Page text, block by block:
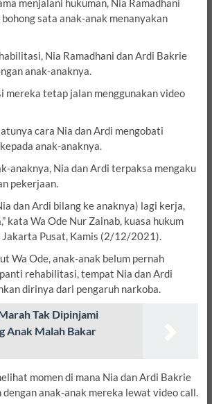
sata anak-anak menanyakan
Nia Ramadhani dan Ardi Bakrie
anak-anaknya.
mereka tetap jalan menggunakan video
cara Nia dan Ardi mengobati
anak-anaknya.
anaknya, Nia dan Ardi terpaksa mengaku
pekerjaan.
dan Ardi bilang ke anaknya) lagi kerja,
kata Wa Ode Nur Zainab, kuasa hukum
Jakarta Pusat, Kamis (2/12/2021).
Wa Ode, anak-anak belum pernah
rehabilitasi, tempat Nia dan Ardi
dirinya dari pengaruh narkoba.
Tak Dipinjami
Anak Malah Bakar
momen di mana Nia dan Ardi Bakrie
anak-anak mereka lewat video call.